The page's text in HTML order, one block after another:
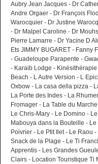
Aubry Jean Jacques - Dr
Andre Orgaer - Dr François
Warocquier - Dr Justine
- Dr Malpel Caroline - Dr
Pierre Lamarre - Dr Yacine D
Ets JIMMY BUGARET - Fanny
- Guadeloupe Parapente -
- Karaib Lodge -
Beach - L Autre Version - L
Oxbow - La casa della pizza -
La Porte des Indes - La
Fromager - La Table du Marche
Le Chris-Mary - Le Domino -
Mabouya dans la Bouteille -
Poivrier - Le Ptit Ilet- Le Raou -
Snack de la Plage - Le Ti
Apprentis - Les Grandes
Clairs - Location Touristique Ti